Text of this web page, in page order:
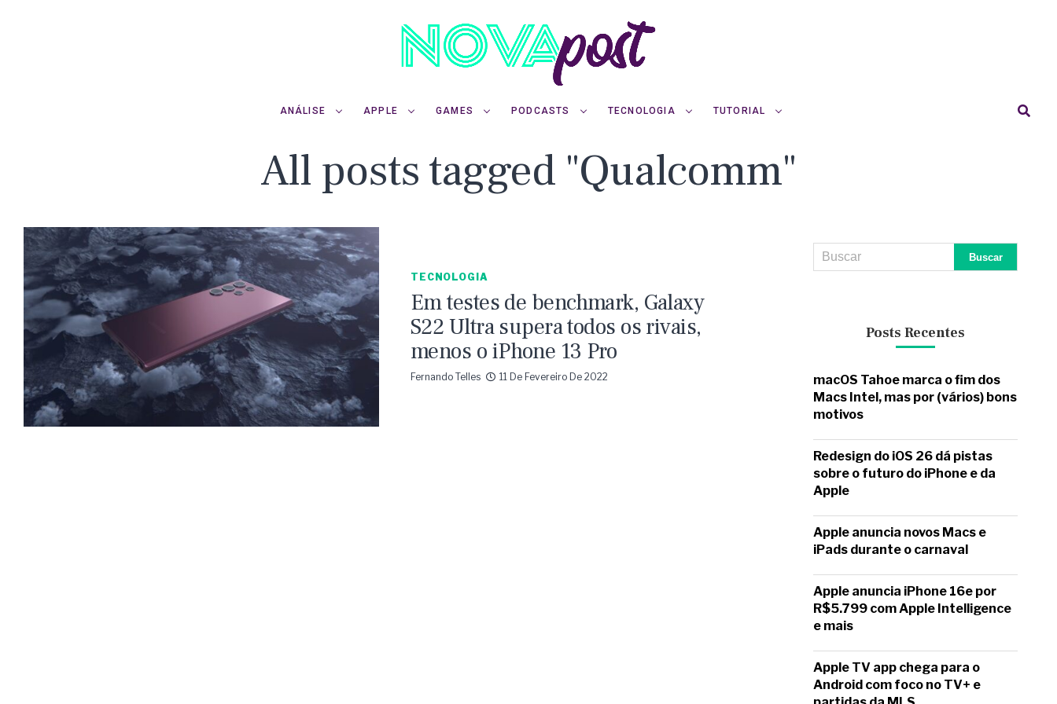
ANÁLISE APPLE GAMES PODCASTS TECNOLOGIA TUTORIAL
All posts tagged "Qualcomm"
TECNOLOGIA
Em testes de benchmark, Galaxy
S22 Ultra supera todos os rivais,
menos o iPhone 13 Pro
Fernando Telles 11 De Fevereiro De 2022
Posts Recentes
macOS Tahoe marca o fim dos
Macs Intel, mas por (vários) bons
motivos
Redesign do iOS 26 dá pistas
sobre o futuro do iPhone e da
Apple
Apple anuncia novos Macs e
iPads durante o carnaval
Apple anuncia iPhone 16e por
R$5.799 com Apple Intelligence
e mais
Apple TV app chega para o
Android com foco no TV+ e